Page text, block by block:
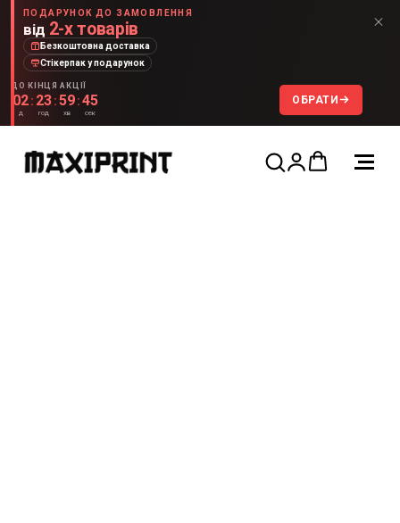
ПОДАРУНОК ДО ЗАМОВЛЕННЯ
від 2-х товарів
Безкоштовна доставка
Стікерпак у подарунок
ДО КІНЦЯ АКЦІЇ
02
д
: 23
год
:59
хв
:45
сек
ОБРАТИ